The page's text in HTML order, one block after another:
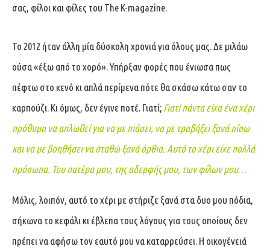
σας, φίλοι και φίλες του The K-magazine.
To 2012 ήταν άλλη μία δύσκολη χρονιά για όλους μας. Δε μιλάω
ούσα «έξω από το χορό». Υπήρξαν φορές που ένιωσα πως
πέφτω στο κενό κι απλά περίμενα πότε θα σκάσω κάτω σαν το
καρπούζι. Κι όμως, δεν έγινε ποτέ. Γιατί; Γιατί πάντα είχα ένα χέρι
πρόθυμο να απλωθεί για να με πιάσει, να με τραβήξει ξανά πίσω
και να με βοηθήσει να σταθώ ξανά όρθια. Αυτό το χέρι είχε πολλά
πρόσωπα. Του πατέρα μου, της αδερφής μου, των φίλων μου…
Μόλις, λοιπόν, αυτό το χέρι με στήριζε ξανά στα δυο μου πόδια,
σήκωνα το κεφάλι κι έβλεπα τους λόγους για τους οποίους δεν
πρέπει να αφήσω τον εαυτό μου να καταρρεύσει. Η οικογένειά